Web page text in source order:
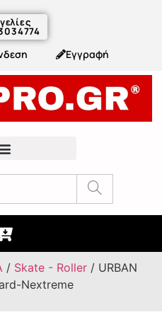
Εγγραφή
/ Skate - Roller / URBAN
Nextreme